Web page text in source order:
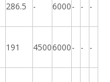
286.5 - 6000- - -
191 45006000- - -